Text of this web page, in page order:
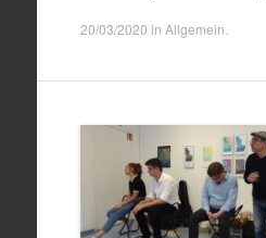
20/03/2020 in Allgemein